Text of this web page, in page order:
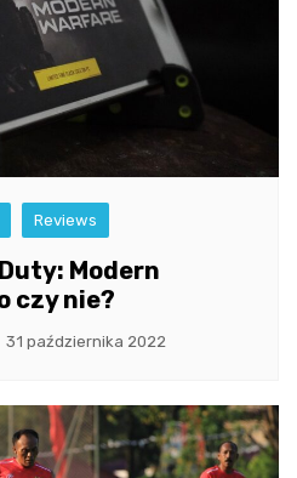
Reviews
Modern
czy nie?
31 października 2022